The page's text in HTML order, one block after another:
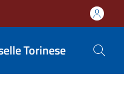
Torinese